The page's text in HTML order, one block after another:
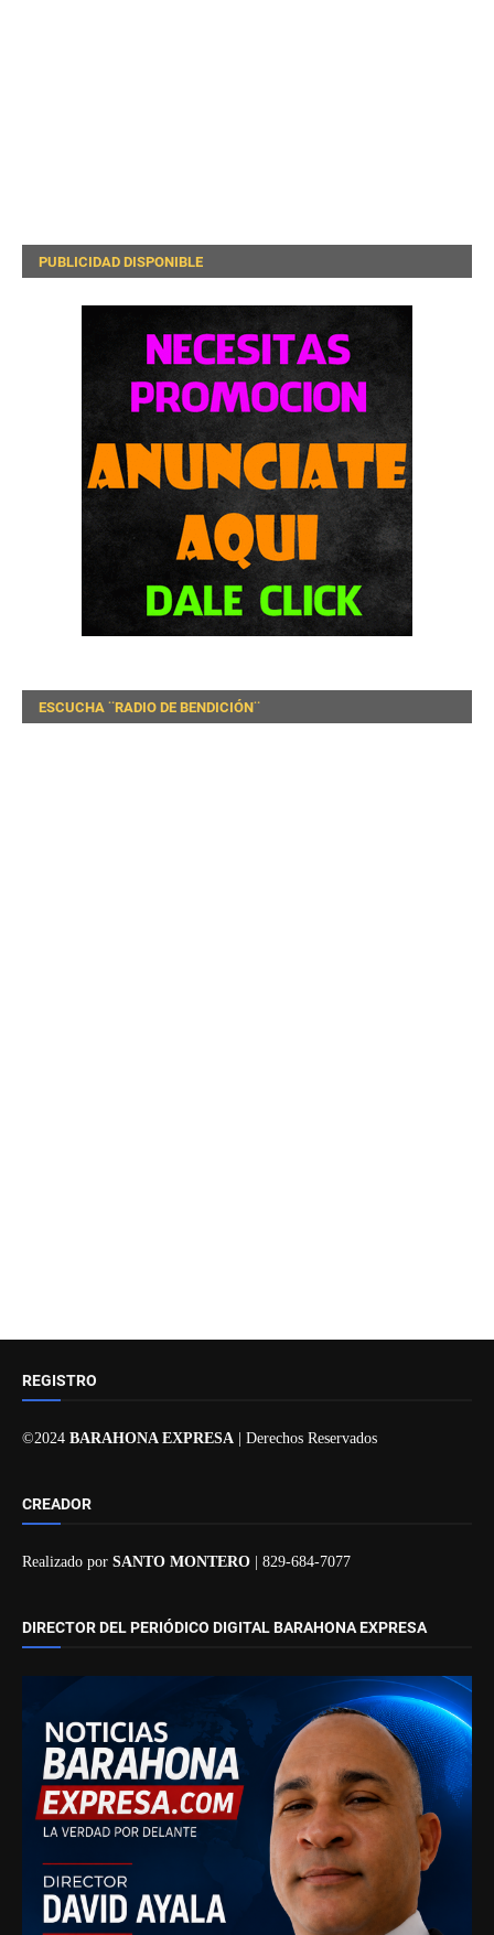
PUBLICIDAD DISPONIBLE
ESCUCHA ¨RADIO DE BENDICIÓN¨
REGISTRO
©2024 BARAHONA EXPRESA | Derechos Reservados
CREADOR
Realizado por SANTO MONTERO | 829-684-7077
DIRECTOR DEL PERIÓDICO DIGITAL BARAHONA EXPRESA